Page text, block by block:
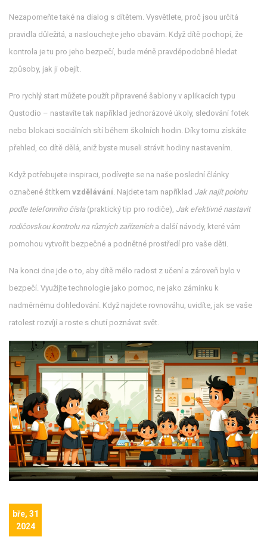
Nezapomeňte také na dialog s dítětem. Vysvětlete, proč jsou určitá
pravidla důležitá, a naslouchejte jeho obavám. Když dítě pochopí, že
kontrola je tu pro jeho bezpečí, bude méně pravděpodobně hledat
způsoby, jak ji obejít.
Pro rychlý start můžete použít připravené šablony v aplikacích typu
Qustodio – nastavíte tak například jednorázové úkoly, sledování fotek
nebo blokaci sociálních sítí během školních hodin. Díky tomu získáte
přehled, co dítě dělá, aniž byste museli strávit hodiny nastavením.
Když potřebujete inspiraci, podívejte se na naše poslední články
označené štítkem vzdělávání. Najdete tam například Jak najít polohu
podle telefonního čísla(praktický tip pro rodiče), Jak efektivně nastavit
rodičovskou kontrolu na různých zařízenícha další návody, které vám
pomohou vytvořit bezpečné a podnětné prostředí pro vaše děti.
Na konci dne jde o to, aby dítě mělo radost z učení a zároveň bylo v
bezpečí. Využijte technologie jako pomoc, ne jako záminku k
nadměrnému dohledování. Když najdete rovnováhu, uvidíte, jak se vaše
ratolest rozvíjí a roste s chutí poznávat svět.
bře, 31
2024